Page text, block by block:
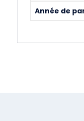
Année de